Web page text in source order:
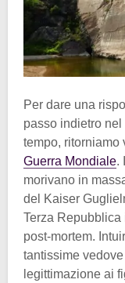
Per dare una
passo indietro nel
tempo, ritorniamo
Guerra Mondiale.
morivano in
del Kaiser
Terza
post-mortem.
tantissime
legittimazione ai